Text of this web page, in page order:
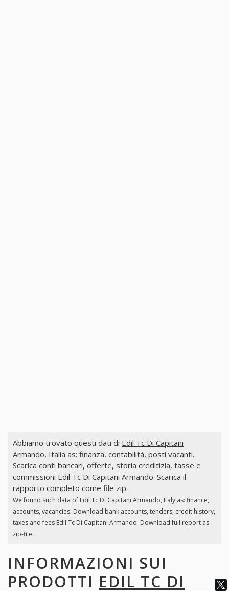
Abbiamo trovato questi dati di Edil Tc Di Capitani
Armando, Italia as: finanza, contabilità, posti vacanti.
Scarica conti bancari, offerte, storia creditizia, tasse e
commissioni Edil Tc Di Capitani Armando. Scarica il
rapporto completo come file zip.
We found such data of Edil Tc Di Capitani Armando, Italyas: finance,
accounts, vacancies. Download bank accounts, tenders, credit history,
taxes and fees Edil Tc Di Capitani Armando. Download full report as
zip-file.
INFORMAZIONI SUI
PRODOTTI EDIL TC DI